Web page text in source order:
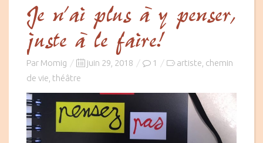
Je n’ai plus à y penser,
juste à le faire!
Par Momig
Posted
juin 29, 2018 1 artiste chemin
de vie théâtre